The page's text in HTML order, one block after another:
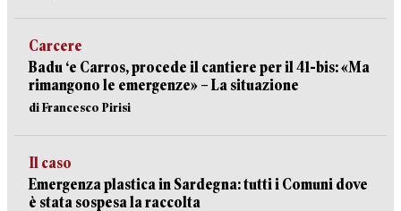
Carcere
Badu ‘e Carros, procede il cantiere per il 41-bis: «Ma
rimangono le emergenze» – La situazione
di Francesco Pirisi
Il caso
Emergenza plastica in Sardegna: tutti i Comuni dove
è stata sospesa la raccolta